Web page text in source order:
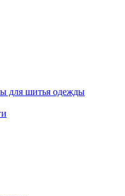
для шитья одежды